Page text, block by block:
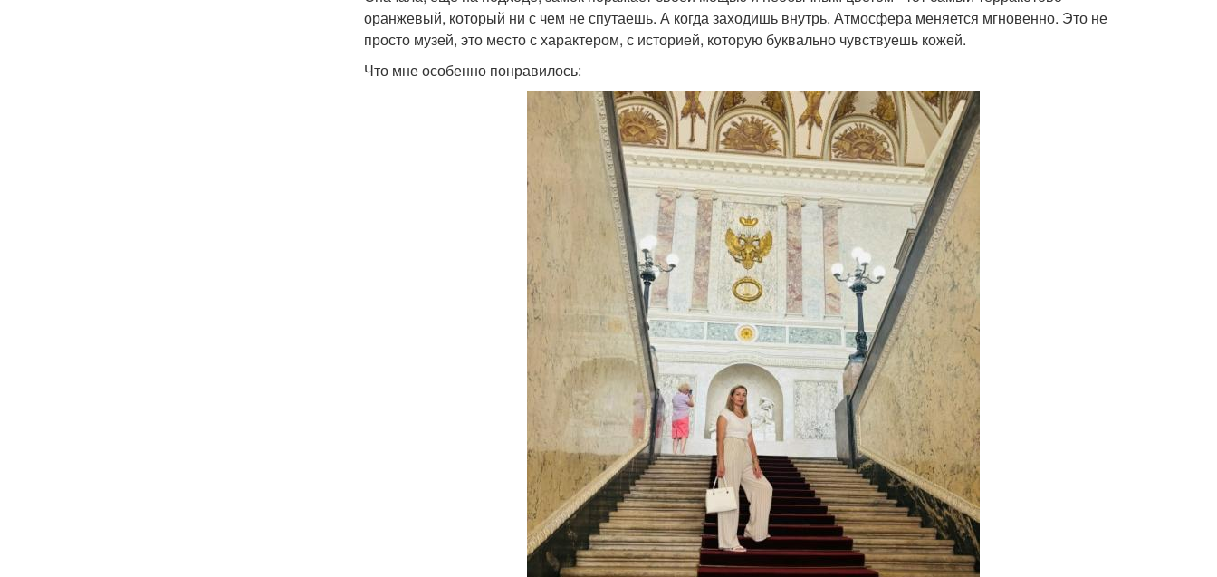
оранжевый, который ни с чем не спутаешь. А когда заходишь внутрь. Атмосфера меняется мгновенно. Это не
просто музей, это место с характером, с историей, которую буквально чувствуешь кожей.
Что мне особенно понравилось: